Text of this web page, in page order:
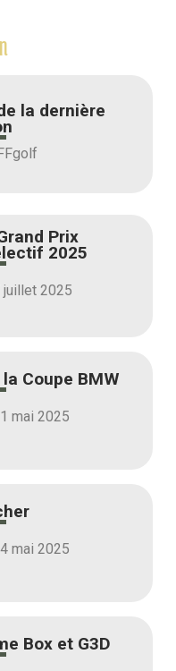
la dernière
Prix
2025
2025
Coupe BMW
mai 2025
mai 2025
Box et G3D